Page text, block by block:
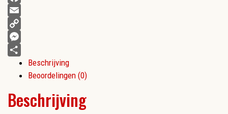
Facebook
Email
Copy
Link
Messenger
Delen
Beschrijving
Beoordelingen (0)
Beschrijving